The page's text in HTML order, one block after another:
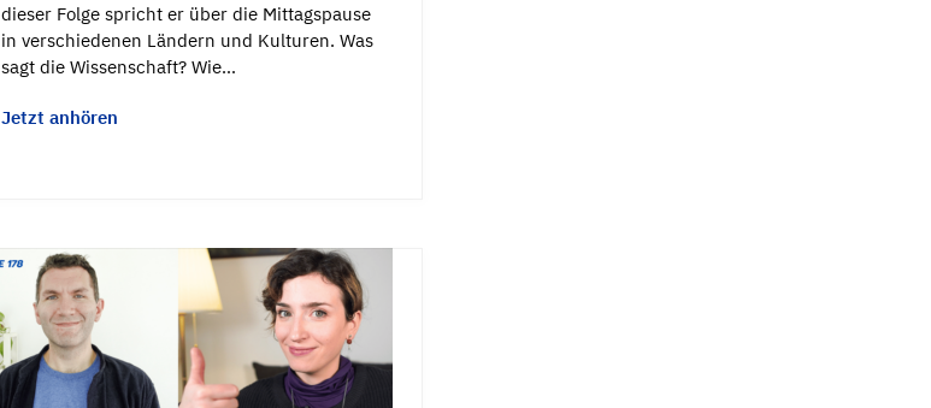
dieser Folge spricht er über die Mittagspause
in verschiedenen Ländern und Kulturen. Was
sagt die Wissenschaft? Wie…
Jetzt anhören